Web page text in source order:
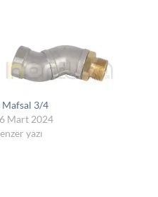
Mafsal 3/4
Mart 2024
yazı